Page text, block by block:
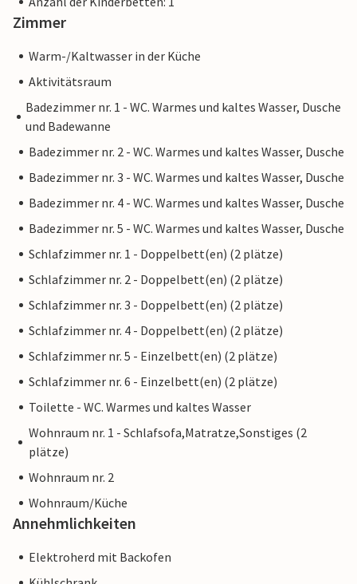
Zimmer
Warm-/Kaltwasser in der Küche
Aktivitätsraum
Badezimmer nr. 1 - WC. Warmes und kaltes Wasser, Dusche
und Badewanne
Badezimmer nr. 2 - WC. Warmes und kaltes Wasser, Dusche
Badezimmer nr. 3 - WC. Warmes und kaltes Wasser, Dusche
Badezimmer nr. 4 - WC. Warmes und kaltes Wasser, Dusche
Badezimmer nr. 5 - WC. Warmes und kaltes Wasser, Dusche
Schlafzimmer nr. 1 - Doppelbett(en) (2 plätze)
Schlafzimmer nr. 2 - Doppelbett(en) (2 plätze)
Schlafzimmer nr. 3 - Doppelbett(en) (2 plätze)
Schlafzimmer nr. 4 - Doppelbett(en) (2 plätze)
Schlafzimmer nr. 5 - Einzelbett(en) (2 plätze)
Schlafzimmer nr. 6 - Einzelbett(en) (2 plätze)
Toilette - WC. Warmes und kaltes Wasser
Wohnraum nr. 1 - Schlafsofa,Matratze,Sonstiges (2
plätze)
Wohnraum nr. 2
Wohnraum/Küche
Annehmlichkeiten
Elektroherd mit Backofen